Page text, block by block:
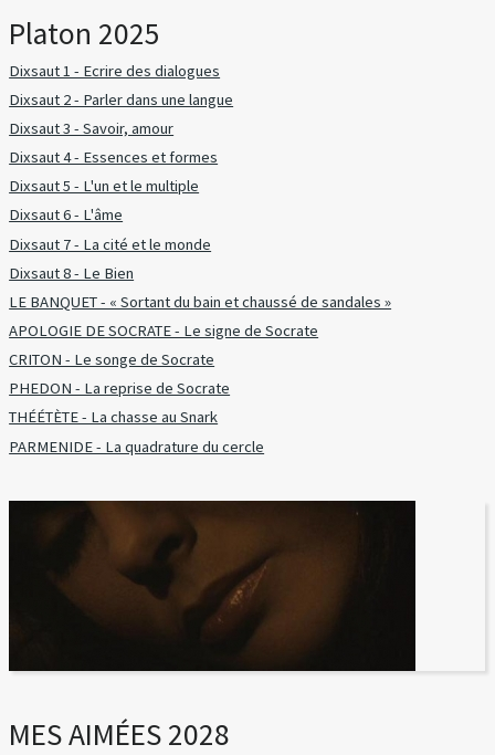
Platon 2025
Dixsaut 1 - Ecrire des dialogues
Dixsaut 2 - Parler dans une langue
Dixsaut 3 - Savoir, amour
Dixsaut 4 - Essences et formes
Dixsaut 5 - L'un et le multiple
Dixsaut 6 - L'âme
Dixsaut 7 - La cité et le monde
Dixsaut 8 - Le Bien
LE BANQUET - « Sortant du bain et chaussé de sandales »
APOLOGIE DE SOCRATE - Le signe de Socrate
CRITON - Le songe de Socrate
PHEDON - La reprise de Socrate
THÉÉTÈTE - La chasse au Snark
PARMENIDE - La quadrature du cercle
MES AIMÉES 2028